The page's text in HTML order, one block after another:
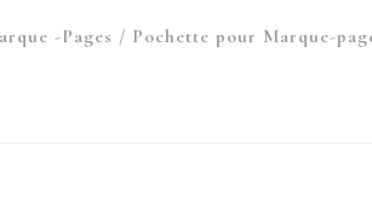
-Pages / Pochette pour Marque-